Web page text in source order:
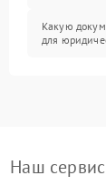
Какую
для
Наш